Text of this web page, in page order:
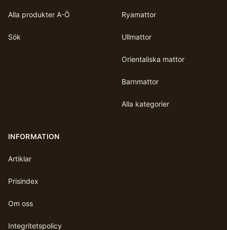
Alla produkter A-Ö
Sök
Ryamattor
Ullmattor
Orientaliska mattor
Barnmattor
Alla kategorier
INFORMATION
Artiklar
Prisindex
Om oss
Integritetspolicy